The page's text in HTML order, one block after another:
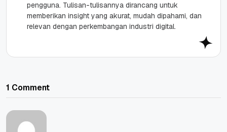
pengguna. Tulisan-tulisannya dirancang untuk
memberikan insight yang akurat, mudah dipahami, dan
relevan dengan perkembangan industri digital.
1 Comment